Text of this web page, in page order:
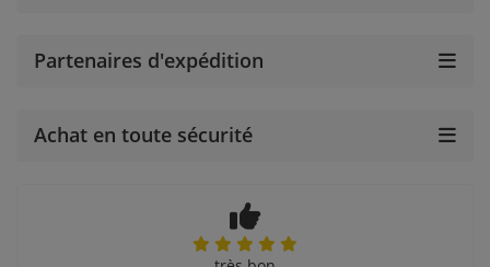
Partenaires d'expédition
Achat en toute sécurité